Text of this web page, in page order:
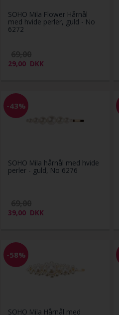
SOHO Mila Flower Hårnål
med hvide perler, guld - No
6272
29,00 DKK
-43%
SOHO Mila hårnål med hvide
perler - guld, No 6276
39,00 DKK
-58%
SOHO Mila Hårnål med